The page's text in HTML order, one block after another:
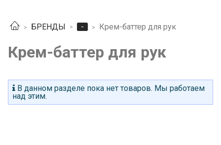
БРЕНДЫ - Крем-баттер для рук
Крем-баттер для рук
В данном разделе пока нет товаров. Мы работаем
над этим.